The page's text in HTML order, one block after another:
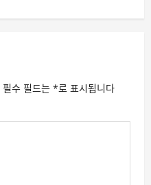
필수 필드는 *로 표시됩니다